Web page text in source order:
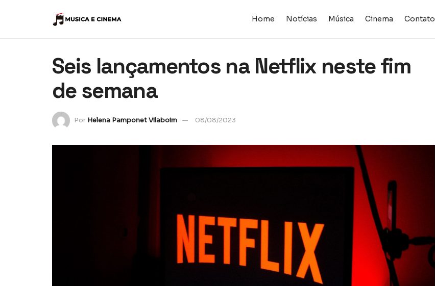
Home Notícias Música Cinema Contato
Seis lançamentos na Netflix neste fim
de semana
Por Helena Pamponet Vilaboim 08/08/2023